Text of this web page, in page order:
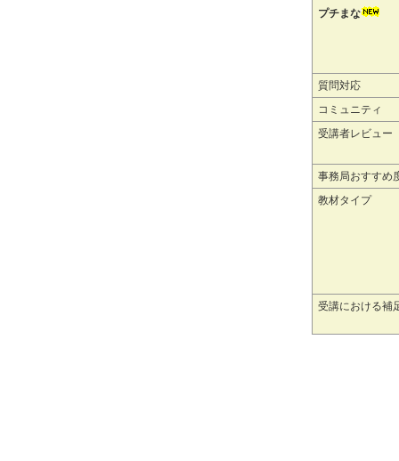
プチまな
質問対応
コミュニティ
受講者レビュー
事務局おすすめ
教材タイプ
受講における補